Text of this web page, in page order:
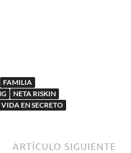
FAMILIA
NETA RISKIN
EN SECRETO
ARTÍCULO SIGUIENTE